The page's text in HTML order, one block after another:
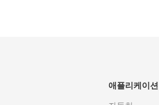
애플리케이션